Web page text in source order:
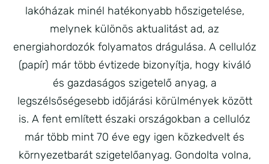
lakóházak minél hatékonyabb hőszigetelése,
melynek különös aktualitást ad, az
energiahordozók folyamatos drágulása. A cellulóz
(papír) már több évtizede bizonyítja, hogy kiváló
és gazdaságos szigetelő anyag, a
legszélsőségesebb időjárási körülmények között
is. A fent említett északi országokban a cellulóz
már több mint 70 éve egy igen közkedvelt és
környezetbarát szigetelőanyag. Gondolta volna,